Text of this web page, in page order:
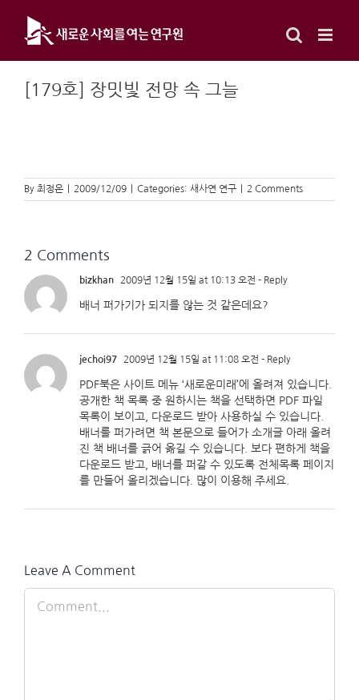
content
[179호] 장밋빛 전망 속 그늘
By 최정은 2009/12/09 Categories: 새사연 연구 2 Comments
2 Comments
bizkhan 2009년 12월 15일 at 10:13 오전 - Reply
배너 퍼가기가 되지를 않는 것 같은데요?
jechoi97 2009년 12월 15일 at 11:08 오전 - Reply
PDF북은 사이트 메뉴 ‘새로운미래’에 올려져 있습니다.
공개한 책 목록 중 원하시는 책을 선택하면 PDF 파일
목록이 보이고, 다운로드 받아 사용하실 수 있습니다.
배너를 퍼가려면 책 본문으로 들어가 소개글 아래 올려
진 책 배너를 긁어 옮길 수 있습니다. 보다 편하게 책을
다운로드 받고, 배너를 퍼갈 수 있도록 전체목록 페이지
를 만들어 올리겠습니다. 많이 이용해 주세요.
Leave A Comment